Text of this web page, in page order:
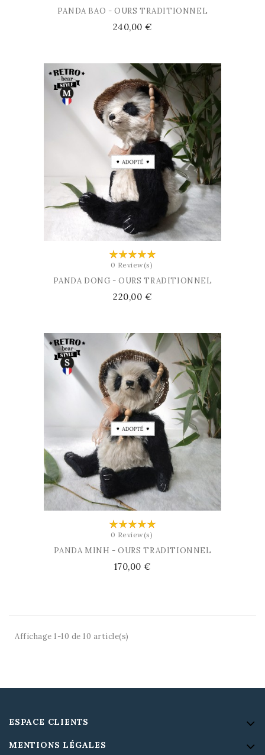
PANDA BAO - OURS TRADITIONNEL
Prix
240,00 €
0 Review(s)
PANDA DONG - OURS TRADITIONNEL
Prix
220,00 €
0 Review(s)
PANDA MINH - OURS TRADITIONNEL
Prix
170,00 €
Affichage 1-10 de 10 article(s)
ESPACE CLIENTS
MENTIONS LÉGALES